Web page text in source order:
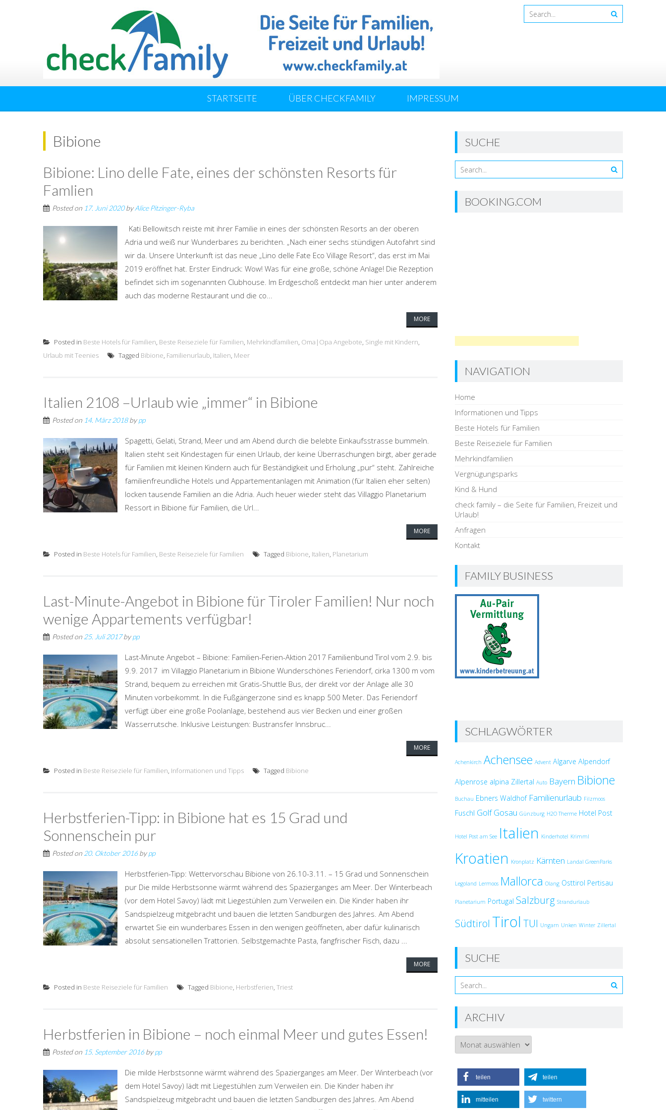
STARTSEITE ÜBER CHECKFAMILY IMPRESSUM
Bibione
Bibione: Lino delle Fate, eines der schönsten Resorts für
Famlien
Posted on 17. Juni 2020byAlice Pitzinger-Ryba
Kati Bellowitsch reiste mit ihrer Familie in eines der schönsten Resorts an der oberen
Adria und weiß nur Wunderbares zu berichten. „Nach einer sechs stündigen Autofahrt sind
wir da. Unsere Unterkunft ist das neue „Lino delle Fate Eco Village Resort“, das erst im Mai
2019 eröffnet hat. Erster Eindruck: Wow! Was für eine große, schöne Anlage! Die Rezeption
befindet sich im sogenannten Clubhouse. Im Erdgeschoß entdeckt man hier unter anderem
auch das moderne Restaurant und die co...
MORE
Posted in Beste Hotels für Familien, Beste Reiseziele für Familien, Mehrkindfamilien, Oma|Opa Angebote, Single mit Kindern,
Urlaub mit Teenies
Tagged Bibione, Familienurlaub, Italien, Meer
Italien 2108 –Urlaub wie „immer“ in Bibione
Posted on 14. März 2018bypp
Spagetti, Gelati, Strand, Meer und am Abend durch die belebte Einkaufsstrasse bummeln.
Italien steht seit Kindestagen für einen Urlaub, der keine Überraschungen birgt, aber gerade
für Familien mit kleinen Kindern auch für Beständigkeit und Erholung „pur“ steht. Zahlreiche
familienfreundliche Hotels und Appartementanlagen mit Animation (für Italien eher selten)
locken tausende Familien an die Adria. Auch heuer wieder steht das Villaggio Planetarium
Ressort in Bibione für Familien, die Url...
MORE
Posted in Beste Hotels für Familien, Beste Reiseziele für Familien Tagged Bibione, Italien, Planetarium
Last-Minute-Angebot in Bibione für Tiroler Familien! Nur noch
wenige Appartements verfügbar!
Posted on 25. Juli 2017bypp
Last-Minute Angebot – Bibione: Familien-Ferien-Aktion 2017 Familienbund Tirol vom 2.9. bis
9.9. 2017 im Villaggio Planetarium in Bibione Wunderschönes Feriendorf, cirka 1300 m vom
Strand, bequem zu erreichen mit Gratis-Shuttle Bus, der direkt vor der Anlage alle 30
Minuten vorbeikommt. In die Fußgängerzone sind es knapp 500 Meter. Das Feriendorf
verfügt über eine große Poolanlage, bestehend aus vier Becken und einer großen
Wasserrutsche. Inklusive Leistungen: Bustransfer Innsbruc...
MORE
Posted in Beste Reiseziele für Familien, Informationen und Tipps Tagged Bibione
Herbstferien-Tipp: in Bibione hat es 15 Grad und
Sonnenschein pur
Posted on 20. Oktober 2016bypp
Herbstferien-Tipp: Wettervorschau Bibione von 26.10-3.11. – 15 Grad und Sonnenschein
pur Die milde Herbstsonne wärmt während des Spazierganges am Meer. Der Winterbeach
(vor dem Hotel Savoy) lädt mit Liegestühlen zum Verweilen ein. Die Kinder haben ihr
Sandspielzeug mitgebracht und bauen die letzten Sandburgen des Jahres. Am Abend
erwartet Sie ein wunderbares Essen in den wenigen geöffneten, aber dafür kulinarisch
absolut sensationellen Trattorien. Selbstgemachte Pasta, fangfrischer Fisch, dazu ...
MORE
Posted in Beste Reiseziele für Familien Tagged Bibione, Herbstferien, Triest
Herbstferien in Bibione – noch einmal Meer und gutes Essen!
Posted on 15. September 2016bypp
Die milde Herbstsonne wärmt während des Spazierganges am Meer. Der Winterbeach (vor
dem Hotel Savoy) lädt mit Liegestühlen zum Verweilen ein. Die Kinder haben ihr
Sandspielzeug mitgebracht und bauen die letzten Sandburgen des Jahres. Am Abend
SUCHE
BOOKING.COM
NAVIGATION
Home
Informationen und Tipps
Beste Hotels für Familien
Beste Reiseziele für Familien
Mehrkindfamilien
Vergnügungsparks
Kind & Hund
check family – die Seite für Familien, Freizeit und
Urlaub!
Anfragen
Kontakt
FAMILY BUSINESS
SCHLAGWÖRTER
Achenkirch Achensee Advent Algarve Alpendorf
Alpenrose alpina Zillertal Auto Bayern Bibione
Buchau Ebners Waldhof Familienurlaub Filzmoos
Fuschl Golf Gosau Günzburg H2O Therme Hotel Post
Hotel Post am See Italien Kinderhotel Krimml
Kroatien Kronplatz Kärnten Landal GreenParks
Legoland Lermoos Mallorca Olang Osttirol Pertisau
Planetarium Portugal Salzburg Strandurlaub
Südtirol Tirol TUI Ungarn Unken Winter Zillertal
SUCHE
ARCHIV
Archiv
teilen teilen
mitteilen twittern